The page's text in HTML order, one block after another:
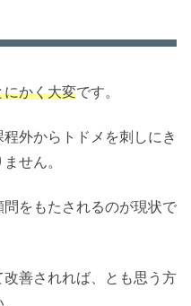
にかく大変です。
外からトドメを刺しにき
せん。
をもたされるのが現状で
善されれば、とも思う方